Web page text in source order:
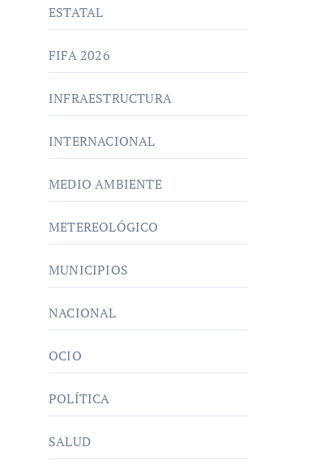
ESTATAL
FIFA 2026
INFRAESTRUCTURA
INTERNACIONAL
MEDIO AMBIENTE
METEREOLÓGICO
MUNICIPIOS
NACIONAL
OCIO
POLÍTICA
SALUD